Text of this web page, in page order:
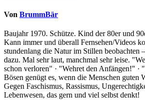
Von BrummBär
Baujahr 1970. Schütze. Kind der 80er und
Kann immer und überall Fernsehen/Videos
stundenlang die Natur im Stillen beobachten
dazu. Mal sehr laut, manchmal sehr leise.
schon verloren" · "Wehret den Anfängen!" ·
Bösen genügt es, wenn die Menschen guten
Gegen Faschismus, Rassismus,
Lebenwesen, das gern und viel selbst denkt!